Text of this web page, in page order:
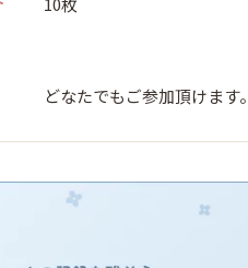
どなたでもご参加頂けます